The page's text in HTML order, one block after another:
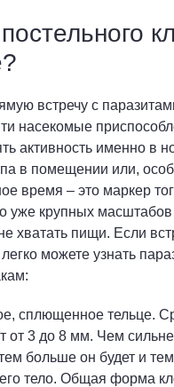
встречу с
насекомые
активность именно в
в помещении или,
время – это маркер
уже крупных масштабов
хватать пищи. Если
можете узнать
сплющенное тельце.
от 3 до 8 мм. Чем
больше он будет и тем
тело. Общая форма